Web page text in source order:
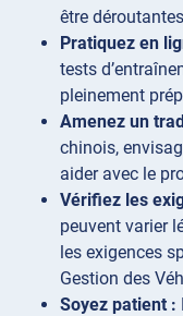
être déroutantes
Pratiquez en
tests
pleinement
Amenez un
chinois,
aider avec le
Vérifiez les
peuvent varier
les exigences
Gestion des
Soyez patient :